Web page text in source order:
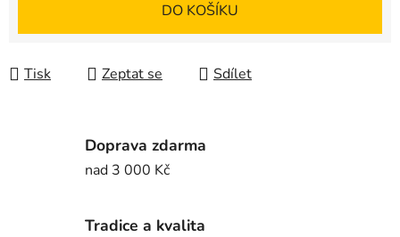
DO KOŠÍKU
Tisk Zeptat se Sdílet
Doprava zdarma
nad 3 000 Kč
Tradice a kvalita